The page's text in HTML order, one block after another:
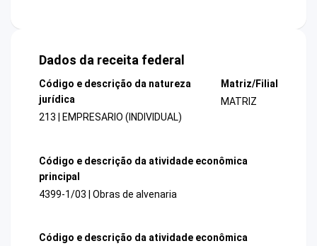
Dados da receita federal
Código e descrição da natureza
jurídica
213 | EMPRESARIO (INDIVIDUAL)
Matriz/Filial
MATRIZ
Código e descrição da atividade econômica
principal
4399-1/03 | Obras de alvenaria
Código e descrição da atividade econômica